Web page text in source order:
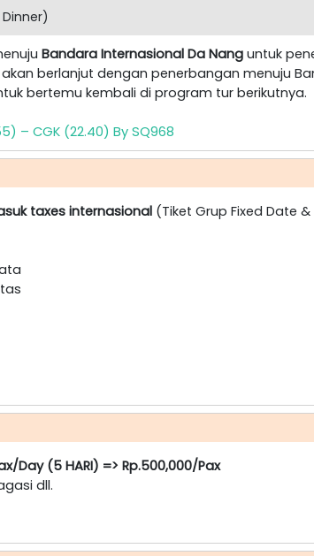
Dinner)
Bandara Internasional Da Nang untuk
berlanjut dengan penerbangan menuju
bertemu kembali di program tur berikutnya.
– CGK (22.40) By SQ968
taxes internasional (Tiket Grup Fixed Date
Day (5 HARI) => Rp.500,000/Pax
dll.